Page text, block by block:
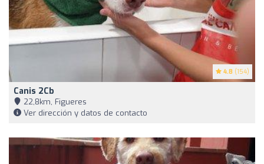
4.8 (154)
Canis 2Cb
22,8km, Figueres
Ver dirección y datos de contacto